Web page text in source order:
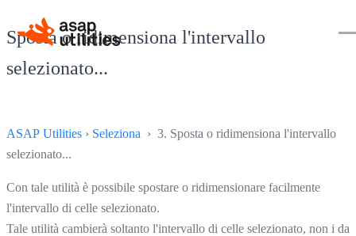
Sposta o ridimensiona l'intervallo
selezionato...
ASAP Utilities › Seleziona › 3. Sposta o ridimensiona l'intervallo
selezionato...
Con tale utilità è possibile spostare o ridimensionare facilmente
l'intervallo di celle selezionato.
Tale utilità cambierà soltanto l'intervallo di celle selezionato, non i dati